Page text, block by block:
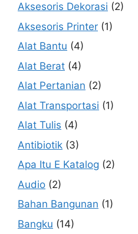
Aksesoris Dekorasi (2)
Aksesoris Printer (1)
Alat Bantu (4)
Alat Berat (4)
Alat Pertanian (2)
Alat Transportasi (1)
Alat Tulis (4)
Antibiotik (3)
Apa Itu E Katalog (2)
Audio (2)
Bahan Bangunan (1)
Bangku (14)